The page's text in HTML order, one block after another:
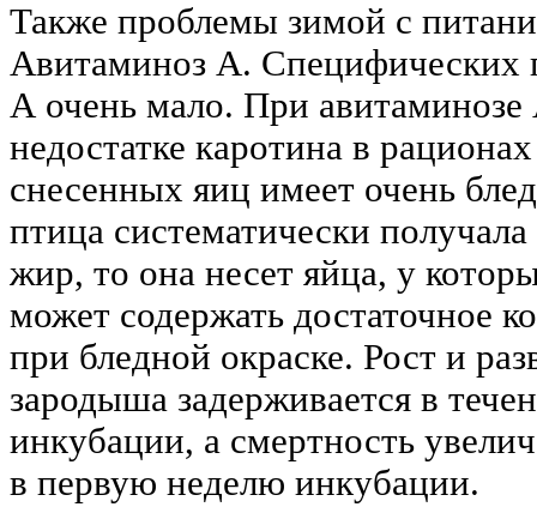
Также проблемы зимой с
Авитаминоз А. Специфических
А очень мало. При
недостатке каротина в
снесенных яиц имеет очень
птица систематически
жир, то она несет яйца, у
может содержать достаточное
при бледной окраске. Рост и
зародыша задерживается в
инкубации, а смертность
в первую неделю инкубации.